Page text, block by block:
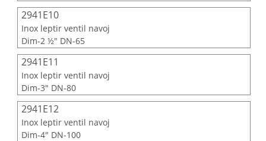
2941E10
Inox leptir ventil navoj
Dim-2 ½" DN-65
2941E11
Inox leptir ventil navoj
Dim-3" DN-80
2941E12
Inox leptir ventil navoj
Dim-4" DN-100